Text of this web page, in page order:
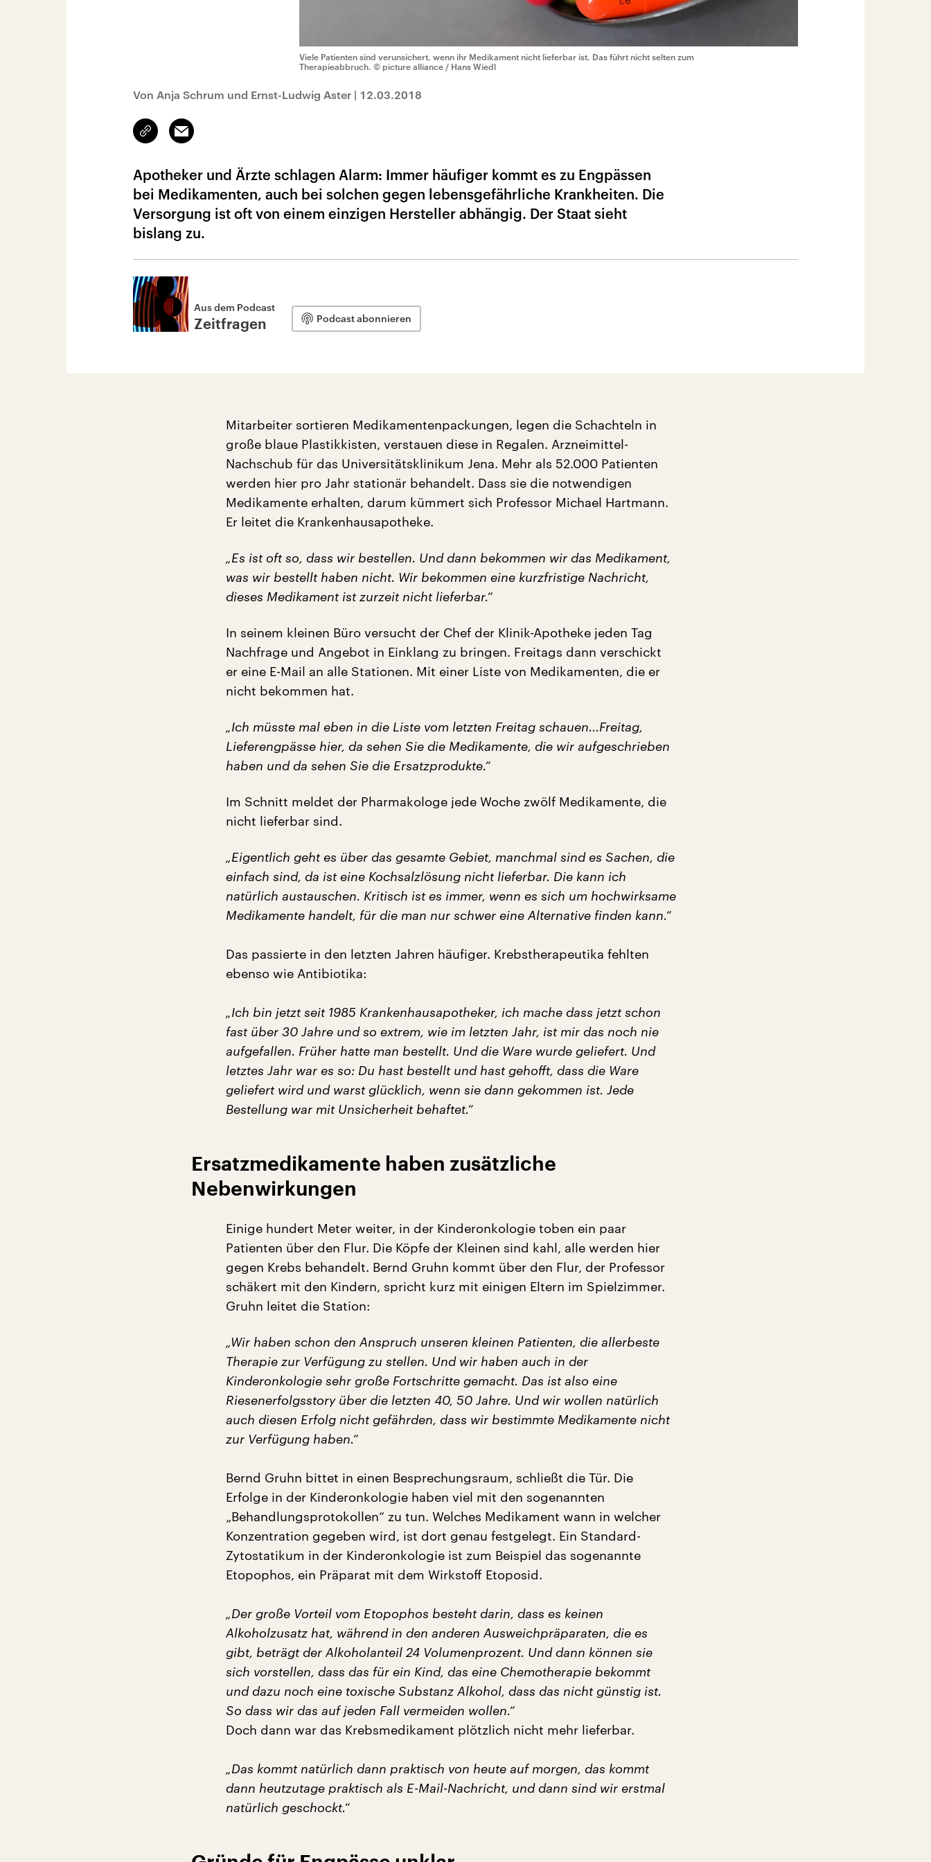
Viele Patienten sind verunsichert, wenn ihr Medikament nicht lieferbar ist. Das führt nicht selten zum
Therapieabbruch. © picture alliance / Hans Wiedl
Von Anja Schrum und Ernst-Ludwig Aster | 12.03.2018
Link
kopieren/teilen
Email
Apotheker und Ärzte schlagen Alarm: Immer häufiger kommt es zu Engpässen
bei Medikamenten, auch bei solchen gegen lebensgefährliche Krankheiten. Die
Versorgung ist oft von einem einzigen Hersteller abhängig. Der Staat sieht
bislang zu.
Aus dem Podcast
Zeitfragen Podcast abonnieren
Mitarbeiter sortieren Medikamentenpackungen, legen die Schachteln in
große blaue Plastikkisten, verstauen diese in Regalen. Arzneimittel-
Nachschub für das Universitätsklinikum Jena. Mehr als 52.000 Patienten
werden hier pro Jahr stationär behandelt. Dass sie die notwendigen
Medikamente erhalten, darum kümmert sich Professor Michael Hartmann.
Er leitet die Krankenhausapotheke.
„Es ist oft so, dass wir bestellen. Und dann bekommen wir das Medikament,
was wir bestellt haben nicht. Wir bekommen eine kurzfristige Nachricht,
dieses Medikament ist zurzeit nicht lieferbar.“
In seinem kleinen Büro versucht der Chef der Klinik-Apotheke jeden Tag
Nachfrage und Angebot in Einklang zu bringen. Freitags dann verschickt
er eine E-Mail an alle Stationen. Mit einer Liste von Medikamenten, die er
nicht bekommen hat.
„Ich müsste mal eben in die Liste vom letzten Freitag schauen...Freitag,
Lieferengpässe hier, da sehen Sie die Medikamente, die wir aufgeschrieben
haben und da sehen Sie die Ersatzprodukte.“
Im Schnitt meldet der Pharmakologe jede Woche zwölf Medikamente, die
nicht lieferbar sind.
„Eigentlich geht es über das gesamte Gebiet, manchmal sind es Sachen, die
einfach sind, da ist eine Kochsalzlösung nicht lieferbar. Die kann ich
natürlich austauschen. Kritisch ist es immer, wenn es sich um hochwirksame
Medikamente handelt, für die man nur schwer eine Alternative finden kann.“
Das passierte in den letzten Jahren häufiger. Krebstherapeutika fehlten
ebenso wie Antibiotika:
„Ich bin jetzt seit 1985 Krankenhausapotheker, ich mache dass jetzt schon
fast über 30 Jahre und so extrem, wie im letzten Jahr, ist mir das noch nie
aufgefallen. Früher hatte man bestellt. Und die Ware wurde geliefert. Und
letztes Jahr war es so: Du hast bestellt und hast gehofft, dass die Ware
geliefert wird und warst glücklich, wenn sie dann gekommen ist. Jede
Bestellung war mit Unsicherheit behaftet.“
Ersatzmedikamente haben zusätzliche
Nebenwirkungen
Einige hundert Meter weiter, in der Kinderonkologie toben ein paar
Patienten über den Flur. Die Köpfe der Kleinen sind kahl, alle werden hier
gegen Krebs behandelt. Bernd Gruhn kommt über den Flur, der Professor
schäkert mit den Kindern, spricht kurz mit einigen Eltern im Spielzimmer.
Gruhn leitet die Station:
„Wir haben schon den Anspruch unseren kleinen Patienten, die allerbeste
Therapie zur Verfügung zu stellen. Und wir haben auch in der
Kinderonkologie sehr große Fortschritte gemacht. Das ist also eine
Riesenerfolgsstory über die letzten 40, 50 Jahre. Und wir wollen natürlich
auch diesen Erfolg nicht gefährden, dass wir bestimmte Medikamente nicht
zur Verfügung haben.“
Bernd Gruhn bittet in einen Besprechungsraum, schließt die Tür. Die
Erfolge in der Kinderonkologie haben viel mit den sogenannten
„Behandlungsprotokollen“ zu tun. Welches Medikament wann in welcher
Konzentration gegeben wird, ist dort genau festgelegt. Ein Standard-
Zytostatikum in der Kinderonkologie ist zum Beispiel das sogenannte
Etopophos, ein Präparat mit dem Wirkstoff Etoposid.
„Der große Vorteil vom Etopophos besteht darin, dass es keinen
Alkoholzusatz hat, während in den anderen Ausweichpräparaten, die es
gibt, beträgt der Alkoholanteil 24 Volumenprozent. Und dann können sie
sich vorstellen, dass das für ein Kind, das eine Chemotherapie bekommt
und dazu noch eine toxische Substanz Alkohol, dass das nicht günstig ist.
So dass wir das auf jeden Fall vermeiden wollen.“
Doch dann war das Krebsmedikament plötzlich nicht mehr lieferbar.
„Das kommt natürlich dann praktisch von heute auf morgen, das kommt
dann heutzutage praktisch als E-Mail-Nachricht, und dann sind wir erstmal
natürlich geschockt.“